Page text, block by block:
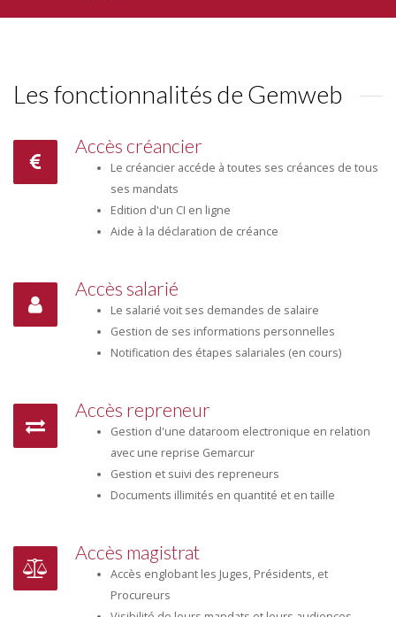
Les fonctionnalités de Gemweb
Accès créancier
Le créancier accéde à toutes ses créances de tous
ses mandats
Edition d'un CI en ligne
Aide à la déclaration de créance
Accès salarié
Le salarié voit ses demandes de salaire
Gestion de ses informations personnelles
Notification des étapes salariales (en cours)
Accès repreneur
Gestion d'une dataroom electronique en relation
avec une reprise Gemarcur
Gestion et suivi des repreneurs
Documents illimités en quantité et en taille
Accès magistrat
Accès englobant les Juges, Présidents, et
Procureurs